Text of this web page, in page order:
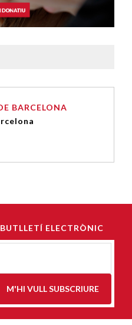
BARCELONA
ELECTRÒNIC
M'HI VULL SUBSCRIURE